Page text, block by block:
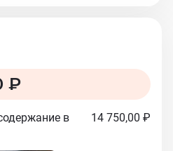
₽
в
14 750,00 ₽